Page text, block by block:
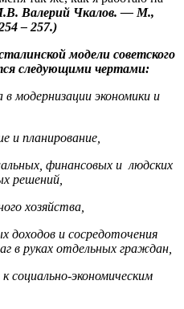
Валерий Чкалов. — М.,
– 257.)
модели советского
следующими чертами:
модернизации экономики и
и планирование,
финансовых и людских
решений,
хозяйства,
и сосредоточения
в руках отдельных граждан,
социально-экономическим